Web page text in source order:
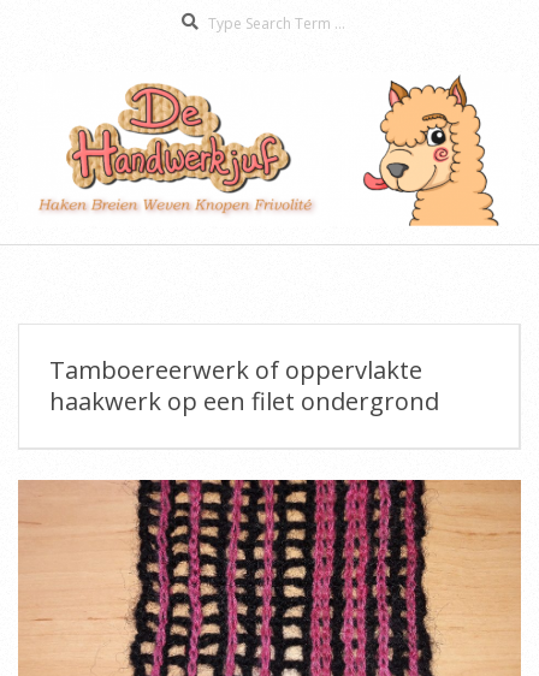
De
Menu
Tamboereerwerk of oppervlakte
haakwerk op een filet ondergrond